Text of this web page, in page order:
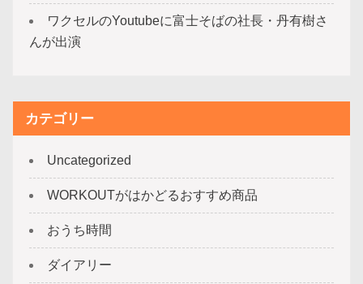
ワクセルのYoutubeに富士そばの社長・丹有樹さ
んが出演
カテゴリー
Uncategorized
WORKOUTがはかどるおすすめ商品
おうち時間
ダイアリー